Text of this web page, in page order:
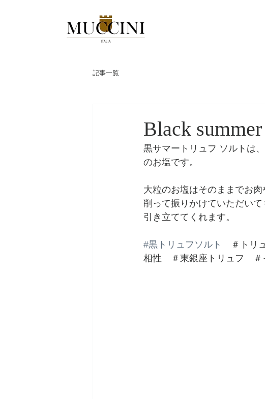
記事一覧
Black
黒サマートリュフ ソルトは
のお塩です。
大粒のお塩はそのままでお
削って振りかけていただい
引き立ててくれます。
#黒トリュフソルト
＃トリ
相性　＃東銀座トリュフ　